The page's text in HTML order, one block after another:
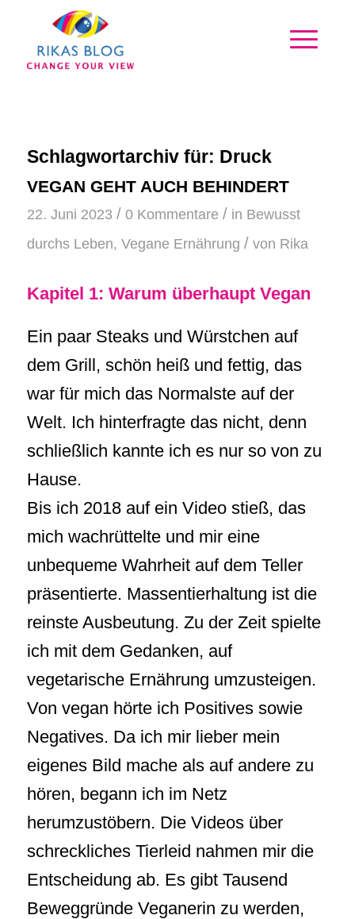
Schlagwortarchiv für: Druck
VEGAN GEHT AUCH BEHINDERT
22. Juni 2023 / 0 Kommentare / in Bewusst
durchs Leben, Vegane Ernährung / von Rika
Kapitel 1: Warum überhaupt Vegan
Ein paar Steaks und Würstchen auf
dem Grill, schön heiß und fettig, das
war für mich das Normalste auf der
Welt. Ich hinterfragte das nicht, denn
schließlich kannte ich es nur so von zu
Hause.
Bis ich 2018 auf ein Video stieß, das
mich wachrüttelte und mir eine
unbequeme Wahrheit auf dem Teller
präsentierte. Massentierhaltung ist die
reinste Ausbeutung. Zu der Zeit spielte
ich mit dem Gedanken, auf
vegetarische Ernährung umzusteigen.
Von vegan hörte ich Positives sowie
Negatives. Da ich mir lieber mein
eigenes Bild mache als auf andere zu
hören, begann ich im Netz
herumzustöbern. Die Videos über
schreckliches Tierleid nahmen mir die
Entscheidung ab. Es gibt Tausend
Beweggründe Veganerin zu werden,